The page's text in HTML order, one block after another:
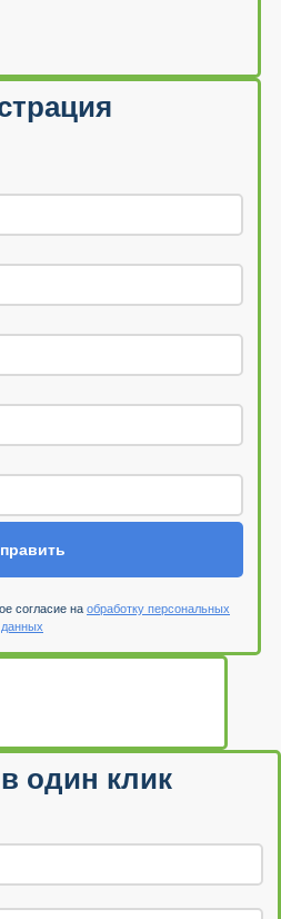
согласие на обработку персональных
данных
один клик